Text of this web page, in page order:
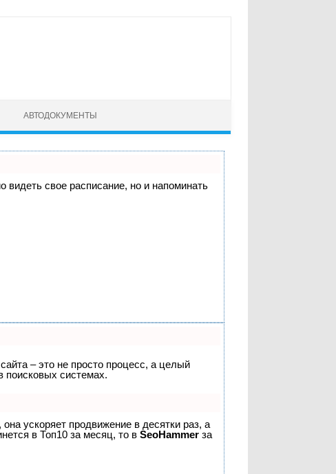
АВТОДОКУМЕНТЫ
видеть свое расписание, но и напоминать
– это не просто процесс, а целый
поисковых системах.
, она ускоряет продвижение в десятки раз, а
в Топ10 за месяц, то в SeoHammer за